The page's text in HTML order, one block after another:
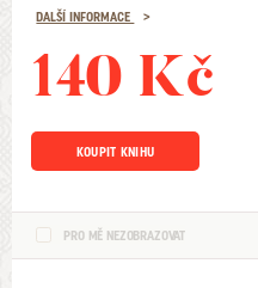
DALŠÍ INFORMACE
140 Kč
KOUPIT KNIHU
PRO MĚ NEZOBRAZOVAT